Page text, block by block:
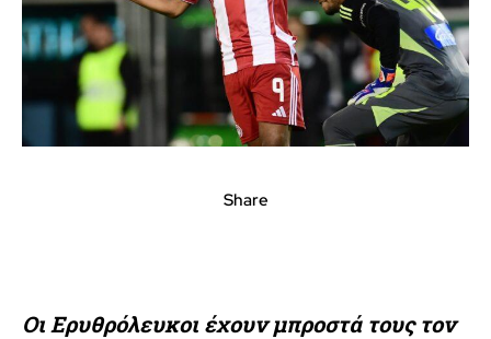
Share
Οι Ερυθρόλευκοι έχουν μπροστά τους τον